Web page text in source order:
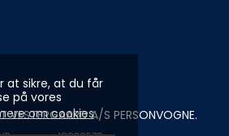
at sikre, at du får
på vores
om cookiesA/S PERSONVOGNE.